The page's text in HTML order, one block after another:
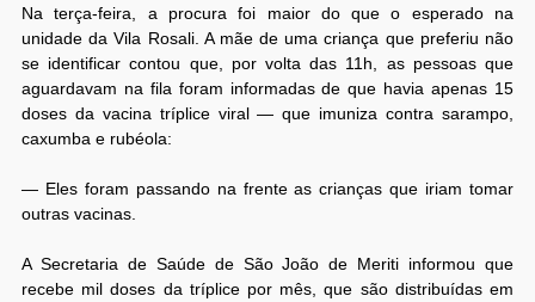
Na terça-feira, a procura foi maior do que o esperado na
unidade da Vila Rosali. A mãe de uma criança que preferiu não
se identificar contou que, por volta das 11h, as pessoas que
aguardavam na fila foram informadas de que havia apenas 15
doses da vacina tríplice viral — que imuniza contra sarampo,
caxumba e rubéola:
— Eles foram passando na frente as crianças que iriam tomar
outras vacinas.
A Secretaria de Saúde de São João de Meriti informou que
recebe mil doses da tríplice por mês, que são distribuídas em